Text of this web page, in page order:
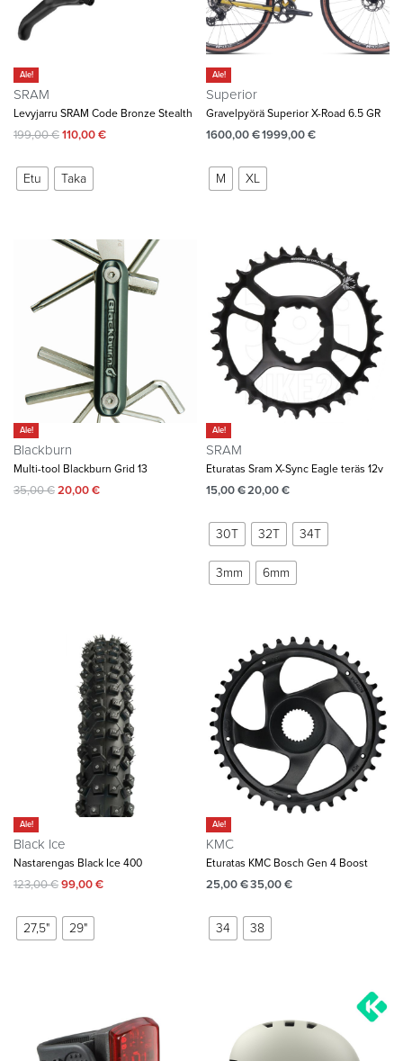
Ale!
SRAM
Levyjarru SRAM Code Bronze Stealth
199,00€110,00€
Etu Taka
Ale!
Superior
Gravelpyörä Superior X-Road 6.5 GR
1600,00€1999,00€
M XL
Ale!
Blackburn
Multi-tool Blackburn Grid 13
35,00€20,00€
Ale!
SRAM
Eturatas Sram X-Sync Eagle teräs 12v
15,00€20,00€
30T 32T 34T
3mm 6mm
Ale!
Black Ice
Nastarengas Black Ice 400
123,00€99,00€
27,5" 29"
Ale!
KMC
Eturatas KMC Bosch Gen 4 Boost
25,00€35,00€
34 38